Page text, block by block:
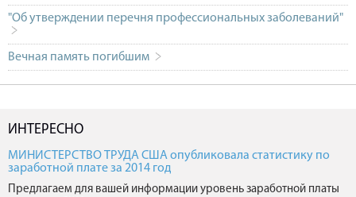
"Об утверждении перечня профессиональных заболеваний"
Вечная память погибшим
ИНТЕРЕСНО
МИНИСТЕРСТВО ТРУДА США опубликовала статистику по
заработной плате за 2014 год
Предлагаем для вашей информации уровень заработной платы